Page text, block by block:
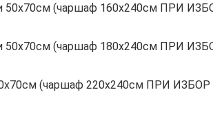
50х70см (чаршаф 160х240см ПРИ
50х70см (чаршаф 180х240см ПРИ
(чаршаф 220х240см ПРИ